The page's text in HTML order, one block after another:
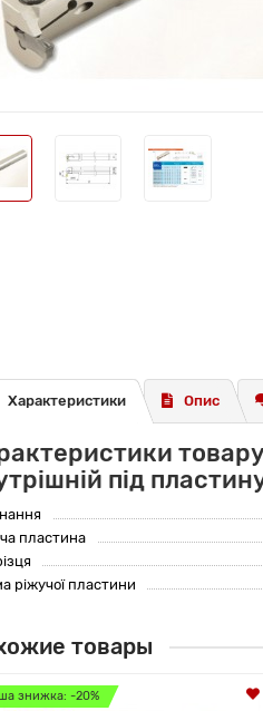
Характеристики Опис
під
пластина
ріжучої пластини
товары
знижка: -20%